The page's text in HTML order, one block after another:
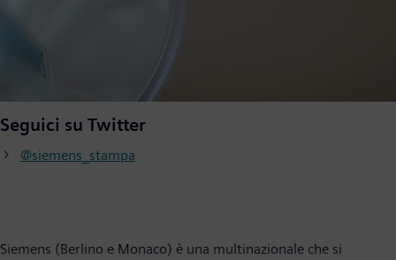
Seguici su Twitter
@siemens_stampa
Siemens (Berlino e Monaco) è una multinazionale che si